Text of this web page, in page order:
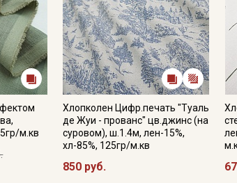
м.кв
Хлопколен Цифр.печать "Туаль
де Жуи - прованс" цв.джинс (на
суровом), ш.1.4м, лен-15%,
хл-85%, 125гр/м.кв
850 руб.